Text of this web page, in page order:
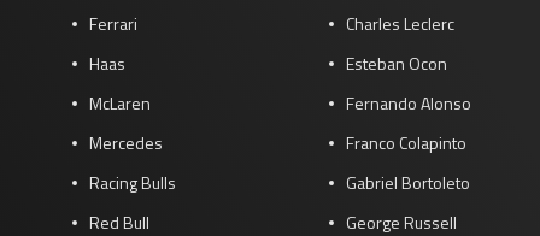
Race
zo 21:00 - 23:00
zo 05:00 - 07:00
Ferrari
Haas
McLaren
Mercedes
Racing Bulls
Red Bull
Charles Leclerc
Esteban Ocon
Fernando Alonso
Franco Colapinto
Gabriel Bortoleto
George Russell